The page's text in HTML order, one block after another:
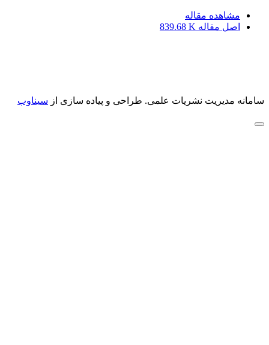
مشاهده مقاله
اصل مقاله 839.68 K
سامانه مدیریت نشریات علمی. طراحی و پیاده سازی از سیناوب